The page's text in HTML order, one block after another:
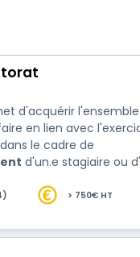
d'acquérir
en lien avec
le cadre de
d'un.e stagiaire ou
- Accompagner
réflexive -
- T…
> 750€ HT